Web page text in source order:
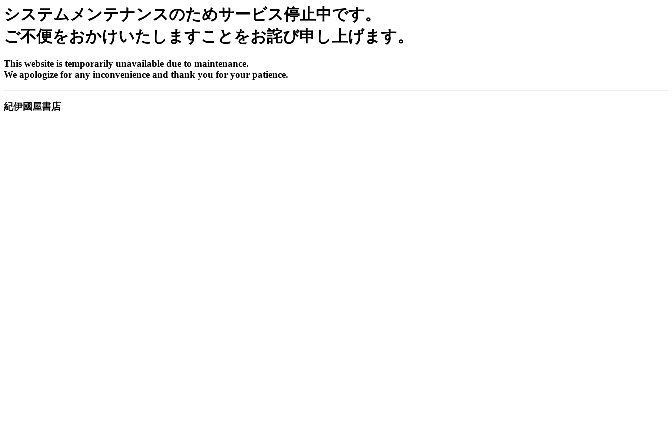
システムメンテナンスのためサービス停止中です。
ご不便をおかけいたしますことをお詫び申し上げます。
This website is temporarily unavailable due to maintenance.
We apologize for any inconvenience and thank you for your patience.
紀伊國屋書店